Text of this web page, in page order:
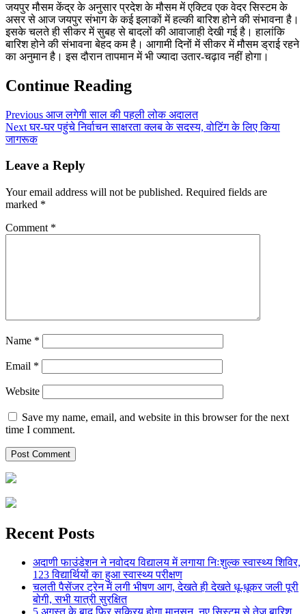
जयपुर मौसम केंद्र के अनुसार प्रदेश के मौसम में एक्टिव एक वेदर सिस्टम के
असर से आज जयपुर संभाग के कई इलाकों में हल्की बारिश होने की संभावना है।
इसके चलते ही सीकर में सुबह से बादलों की आवाजाही देखी गई है। हालांकि
बारिश होने की संभावना बेहद कम है। आगामी दिनों में सीकर में मौसम ड्राई रहने
का अनुमान है। इस दौरान तापमान में भी ज्यादा उतार-चढ़ाव नहीं होगा।
Continue Reading
Previous आज लगेगी साल की पहली लोक अदालत
Nextघर-घर पहुंचे निर्वाचन साक्षरता क्लब के सदस्य, वोटिंग के लिए किया
जागरूक
Leave a Reply
Your email address will not be published. Required fields are
marked *
Comment *
Name *
Email *
Website
Save my name, email, and website in this browser for the next
time I comment.
Recent Posts
अदाणी फाउंडेशन ने नवोदय विद्यालय में लगाया निःशुल्क स्वास्थ्य शिविर,
123 विद्यार्थियों का हुआ स्वास्थ्य परीक्षण
चलती पैसेंजर ट्रेन में लगी भीषण आग, देखते ही देखते धू-धूकर जली पूरी
बोगी, सभी यात्री सुरक्षित
5 अगस्त के बाद फिर सक्रिय होगा मानसून, नए सिस्टम से तेज बारिश